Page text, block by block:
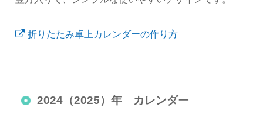
折りたたみ卓上カレンダーの作り方
2024（2025）年 カレンダー